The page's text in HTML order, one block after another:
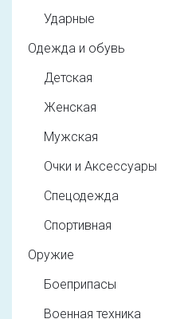
Ударные
Одежда и обувь
Детская
Женская
Мужская
Очки и Аксессуары
Спецодежда
Спортивная
Оружие
Боеприпасы
Военная техника